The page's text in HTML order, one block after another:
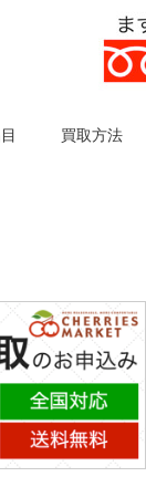
買取方法